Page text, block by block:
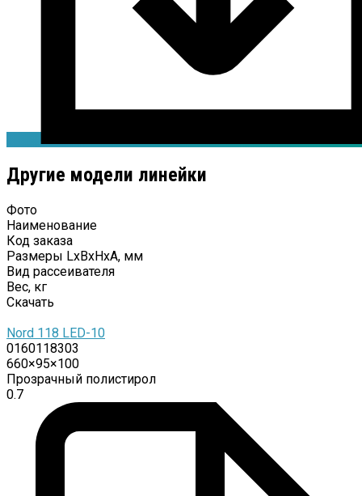
Другие модели линейки
Фото
Наименование
Код заказа
Размеры LxBxHхА, мм
Вид рассеивателя
Вес, кг
Скачать
Nord 118 LED-10
0160118303
660×95×100
Прозрачный полистирол
0.7